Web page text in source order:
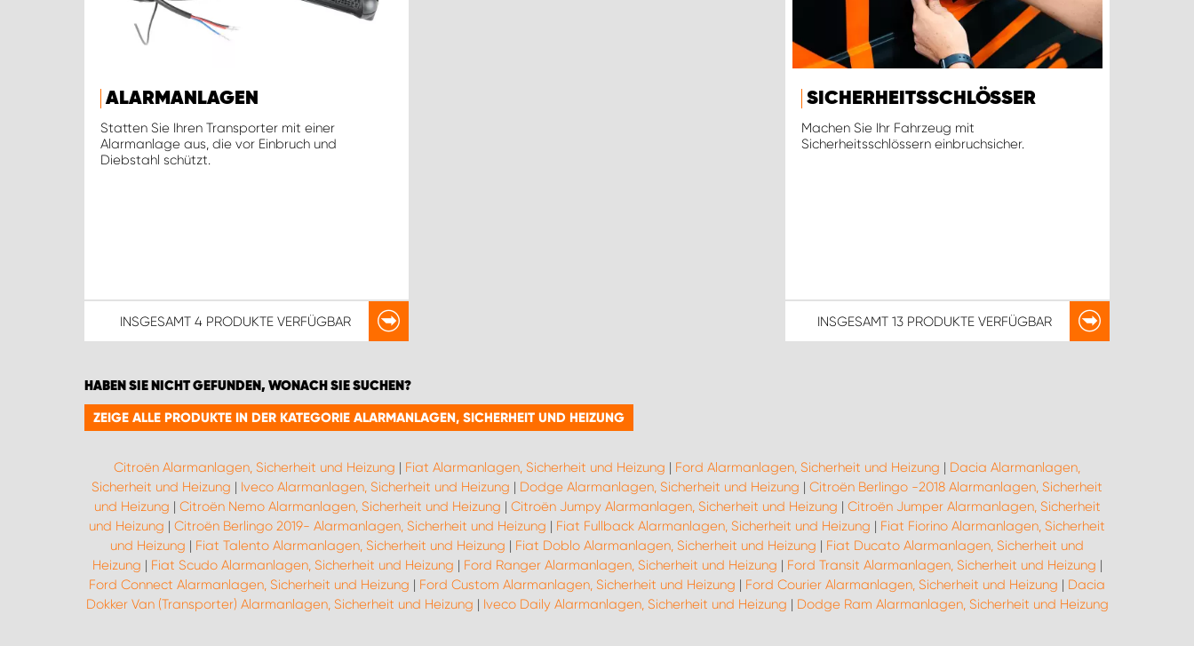
ALARMANLAGEN
Statten Sie Ihren Transporter mit einer
Alarmanlage aus, die vor Einbruch und
Diebstahl schützt.
INSGESAMT 4 PRODUKTEVERFÜGBAR
SICHERHEITSSCHLÖSSER
Machen Sie Ihr Fahrzeug mit
Sicherheitsschlössern einbruchsicher.
INSGESAMT 13 PRODUKTE VERFÜGBAR
HABEN SIE NICHT GEFUNDEN, WONACH SIE SUCHEN?
ZEIGE ALLE PRODUKTE IN DER KATEGORIE ALARMANLAGEN, SICHERHEIT UND HEIZUNG
Citroën Alarmanlagen, Sicherheit und Heizung | Fiat Alarmanlagen, Sicherheit und Heizung | Ford Alarmanlagen, Sicherheit und Heizung | Dacia Alarmanlagen,
Sicherheit und Heizung | Iveco Alarmanlagen, Sicherheit und Heizung | Dodge Alarmanlagen, Sicherheit und Heizung | Citroën Berlingo -2018 Alarmanlagen, Sicherheit
und Heizung | Citroën Nemo Alarmanlagen, Sicherheit und Heizung | Citroën Jumpy Alarmanlagen, Sicherheit und Heizung | Citroën Jumper Alarmanlagen, Sicherheit
und Heizung | Citroën Berlingo 2019- Alarmanlagen, Sicherheit und Heizung | Fiat Fullback Alarmanlagen, Sicherheit und Heizung | Fiat Fiorino Alarmanlagen, Sicherheit
und Heizung | Fiat Talento Alarmanlagen, Sicherheit und Heizung | Fiat Doblo Alarmanlagen, Sicherheit und Heizung | Fiat Ducato Alarmanlagen, Sicherheit und
Heizung | Fiat Scudo Alarmanlagen, Sicherheit und Heizung | Ford Ranger Alarmanlagen, Sicherheit und Heizung | Ford Transit Alarmanlagen, Sicherheit und Heizung |
Ford Connect Alarmanlagen, Sicherheit und Heizung | Ford Custom Alarmanlagen, Sicherheit und Heizung | Ford Courier Alarmanlagen, Sicherheit und Heizung | Dacia
Dokker Van (Transporter) Alarmanlagen, Sicherheit und Heizung | Iveco Daily Alarmanlagen, Sicherheit und Heizung | Dodge Ram Alarmanlagen, Sicherheit und Heizung